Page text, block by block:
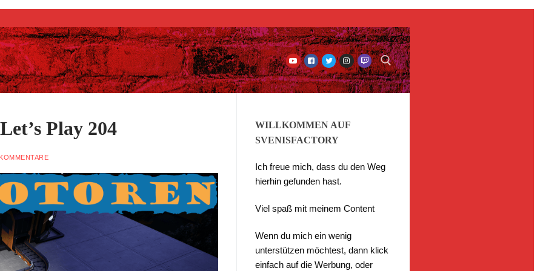
Play 204
WILLKOMMEN AUF
SVENISFACTORY
Ich freue mich, dass du den Weg
hierhin gefunden hast.
Viel spaß mit meinem Content
Wenn du mich ein wenig
unterstützen möchtest, dann klick
einfach auf die Werbung, oder